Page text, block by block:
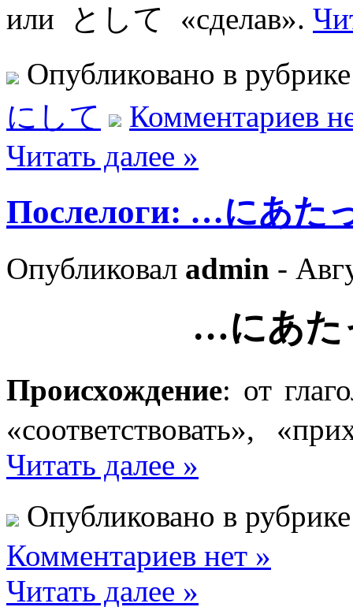
или として «сделав».
Опубликовано в
にして
Комментариев
Читать далее »
Послелоги: …にあた
Опубликовал admin -
…にあた
Происхождение: от
«соответствовать»,
Читать далее »
Опубликовано в
Комментариев нет »
Читать далее »